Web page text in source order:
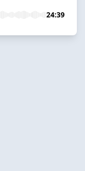
24:39